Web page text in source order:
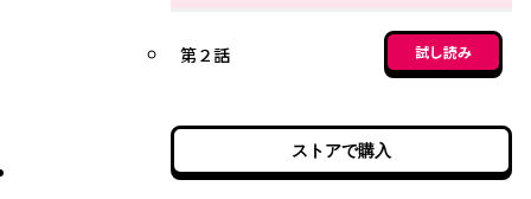
第２話 試し読み
ストアで購入